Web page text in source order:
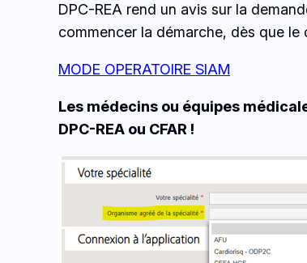
DPC-REA rend un avis sur la
commencer la démarche, dès que le
MODE OPERATOIRE SIAM
Les médecins ou équipes
DPC-REA ou CFAR !